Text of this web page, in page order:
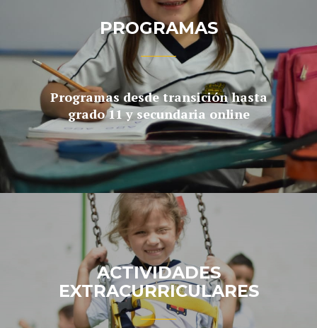
PROGRAMAS
Programas desde transición hasta
grado 11 y secundaria online
ACTIVIDADES
EXTRACURRICULARES